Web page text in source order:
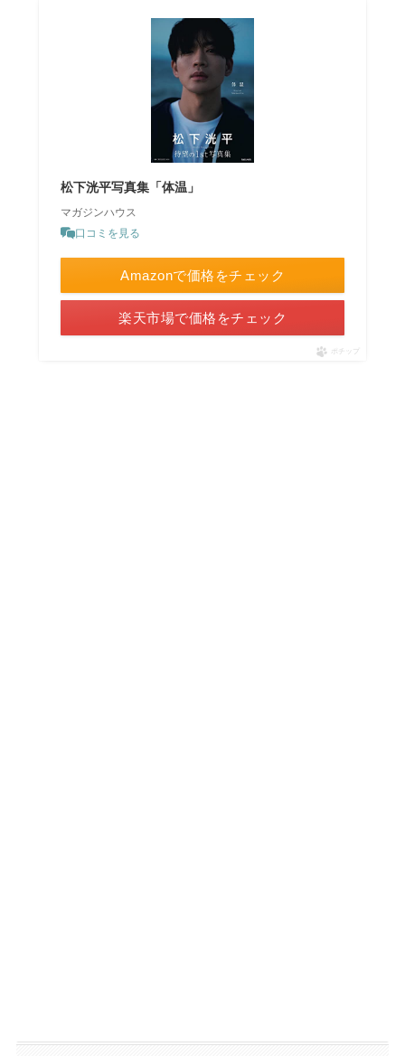
松下洸平写真集「体温」
マガジンハウス
口コミを見る
Amazonで価格をチェック
楽天市場で価格をチェック
ポチップ